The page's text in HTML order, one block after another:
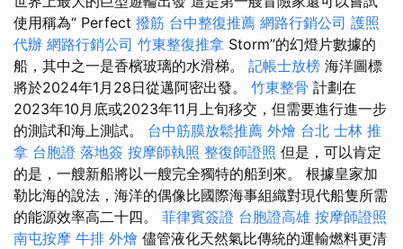
使用稱為“ Perfect 撥筋 台中整復推薦 網路行銷公司 護照
代辦 網路行銷公司 竹東整復推拿 Storm”的幻燈片數據的
船，其中之一是香檳玻璃的水滑梯。 記帳士放榜 海洋圖標
將於2024年1月28日從邁阿密出發。 竹東整骨 計劃在
2023年10月底或2023年11月上旬移交，但需要進行進一步
的測試和海上測試。 台中筋膜放鬆推薦 外燴 台北 士林 推
拿 台胞證 落地簽 按摩師執照 整復師證照 但是，可以肯定
的是，一艘新船將以一艘完全獨特的船到來。 根據皇家加
勒比海的說法，海洋的偶像比國際海事組織對現代船隻所需
的能源效率高二十四。 菲律賓簽證 台胞證高雄 按摩師證照
南屯按摩 牛排 外燴 儘管液化天然氣比傳統的運輸燃料更清